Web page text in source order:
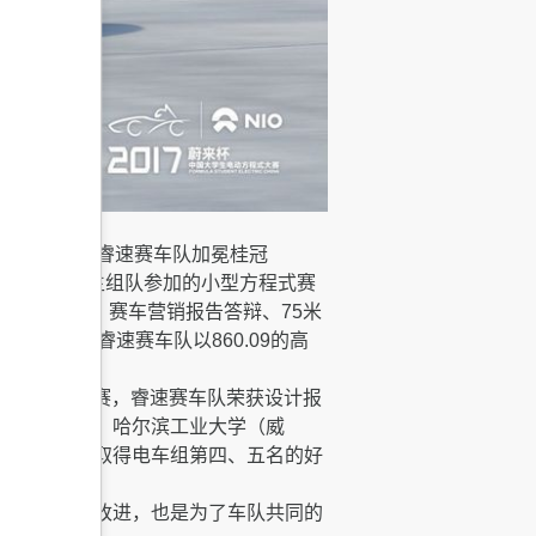
湖南大学睿速赛车队加冕桂冠
在校大学生组队参加的小型方程式赛
报告答辩、赛车营销报告答辩、75米
湖南大学睿速赛车队以860.09的高
，本次大赛，睿速赛车队荣获设计报
吉林大学、哈尔滨工业大学（威
大学分别取得电车组第四、五名的好
以更好地改进，也是为了车队共同的